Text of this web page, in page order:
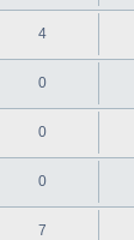
4
0
0
0
7